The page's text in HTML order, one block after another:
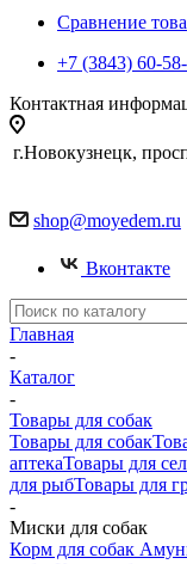
Сравнение
+7 (3843) 60-
Контактная
г.Новокузнецк,
shop@moyedem.ru
Вконтакте
Главная
-
Каталог
-
Товары для собак
Товары для собак
аптекаТовары для
для рыбТовары для
-
Миски для собак
Корм для собак